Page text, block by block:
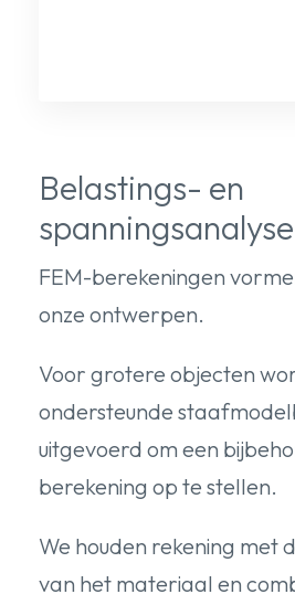
Belastings- en
spanningsanalyse
FEM-berekeningen
onze ontwerpen.
Voor grotere objecten
ondersteunde
uitgevoerd om een
berekening op te stellen.
We houden rekening met
van het materiaal en